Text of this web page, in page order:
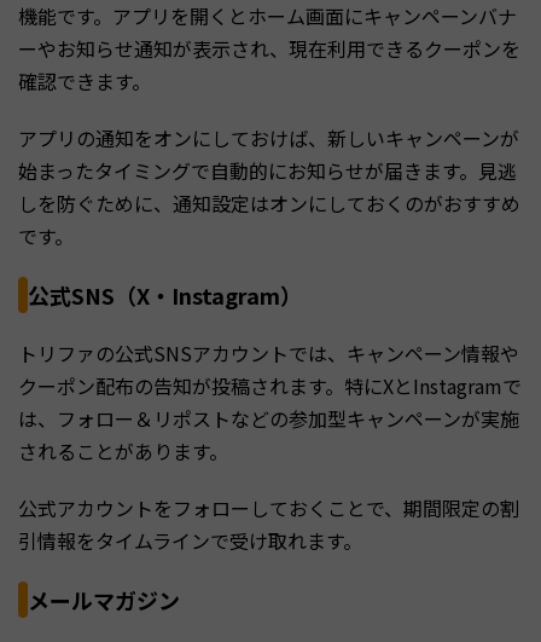
機能です。アプリを開くとホーム画面にキャンペーンバナ
ーやお知らせ通知が表示され、現在利用できるクーポンを
確認できます。
アプリの通知をオンにしておけば、新しいキャンペーンが
始まったタイミングで自動的にお知らせが届きます。見逃
しを防ぐために、通知設定はオンにしておくのがおすすめ
です。
公式SNS（X・Instagram）
トリファの公式SNSアカウントでは、キャンペーン情報や
クーポン配布の告知が投稿されます。特にXとInstagramで
は、フォロー＆リポストなどの参加型キャンペーンが実施
されることがあります。
公式アカウントをフォローしておくことで、期間限定の割
引情報をタイムラインで受け取れます。
メールマガジン